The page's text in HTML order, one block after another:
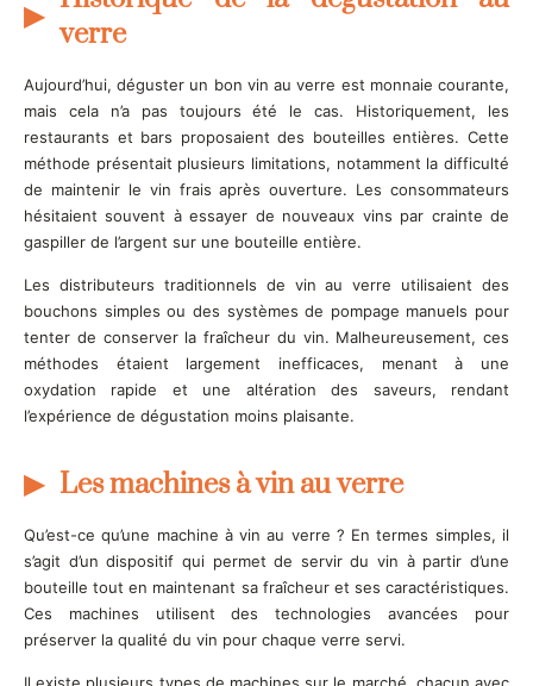
verre
Aujourd’hui, déguster un bon vin au verre est monnaie courante,
mais cela n’a pas toujours été le cas. Historiquement, les
restaurants et bars proposaient des bouteilles entières. Cette
méthode présentait plusieurs limitations, notamment la difficulté
de maintenir le vin frais après ouverture. Les consommateurs
hésitaient souvent à essayer de nouveaux vins par crainte de
gaspiller de l’argent sur une bouteille entière.
Les distributeurs traditionnels de vin au verre utilisaient des
bouchons simples ou des systèmes de pompage manuels pour
tenter de conserver la fraîcheur du vin. Malheureusement, ces
méthodes étaient largement inefficaces, menant à une
oxydation rapide et une altération des saveurs, rendant
l’expérience de dégustation moins plaisante.
Les machines à vin au verre
Qu’est-ce qu’une machine à vin au verre ? En termes simples, il
s’agit d’un dispositif qui permet de servir du vin à partir d’une
bouteille tout en maintenant sa fraîcheur et ses caractéristiques.
Ces machines utilisent des technologies avancées pour
préserver la qualité du vin pour chaque verre servi.